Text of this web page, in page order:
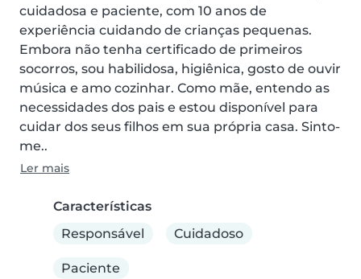
cuidadosa e paciente, com 10 anos de
experiência cuidando de crianças pequenas.
Embora não tenha certificado de primeiros
socorros, sou habilidosa, higiênica, gosto de ouvir
música e amo cozinhar. Como mãe, entendo as
necessidades dos pais e estou disponível para
cuidar dos seus filhos em sua própria casa. Sinto-
me..
Ler mais
Características
Responsável
Cuidadoso
Paciente